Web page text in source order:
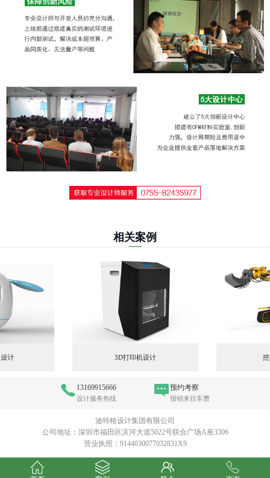
相关案例
计 3D打印机设计
13169915666
设计服务热线
预约考察
报销来往车费
迪特格设计集团有限公司
公司地址：深圳市福田区滨河大道5022号联合广场A座3306
营业执照：9144030077032831X9